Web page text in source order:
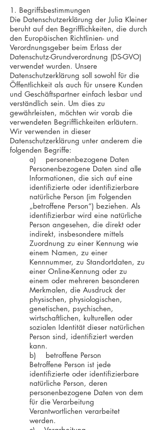
1. Begriffsbestimmungen
Die Datenschutzerklärung der Julia Kleiner
beruht auf den Begrifflichkeiten, die durch
den Europäischen Richtlinien- und
Verordnungsgeber beim Erlass der
Datenschutz-Grundverordnung (DS-GVO)
verwendet wurden. Unsere
Datenschutzerklärung soll sowohl für die
Öffentlichkeit als auch für unsere Kunden
und Geschäftspartner einfach lesbar und
verständlich sein. Um dies zu
gewährleisten, möchten wir vorab die
verwendeten Begrifflichkeiten erläutern.
Wir verwenden in dieser
Datenschutzerklärung unter anderem die
folgenden Begriffe:
a) personenbezogene Daten
Personenbezogene Daten sind alle
Informationen, die sich auf eine
identifizierte oder identifizierbare
natürliche Person (im Folgenden
„betroffene Person“) beziehen. Als
identifizierbar wird eine natürliche
Person angesehen, die direkt oder
indirekt, insbesondere mittels
Zuordnung zu einer Kennung wie
einem Namen, zu einer
Kennnummer, zu Standortdaten, zu
einer Online-Kennung oder zu
einem oder mehreren besonderen
Merkmalen, die Ausdruck der
physischen, physiologischen,
genetischen, psychischen,
wirtschaftlichen, kulturellen oder
sozialen Identität dieser natürlichen
Person sind, identifiziert werden
kann.
b) betroffene Person
Betroffene Person ist jede
identifizierte oder identifizierbare
natürliche Person, deren
personenbezogene Daten von dem
für die Verarbeitung
Verantwortlichen verarbeitet
werden.